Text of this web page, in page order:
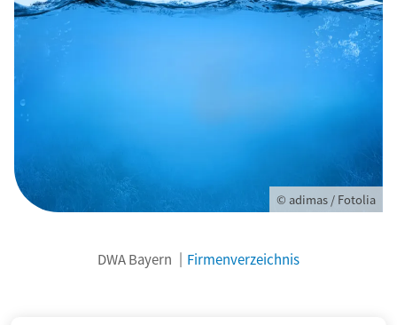
© adimas / Fotolia
DWA Bayern Firmenverzeichnis